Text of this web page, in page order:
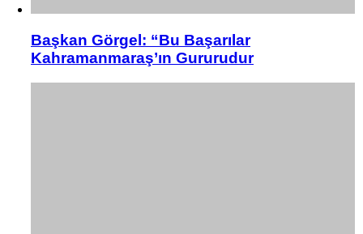
Başkan Görgel: “Bu Başarılar
Kahramanmaraş’ın Gururudur